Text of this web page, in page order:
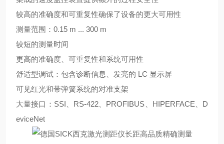
较高的准确度和可重复性确保了设备的更大可用性
测量范围： 0.15 m ... 300 m
较短的测量时间
更高的准确度、可重复性和系统可用性
舒适型调试：包含诊断信息、发亮的 LC 显示屏
可见红光和带弹簧系统的对准支架
大量接口： SSI、RS-422、PROFIBUS、HIPERFACE、D
eviceNet